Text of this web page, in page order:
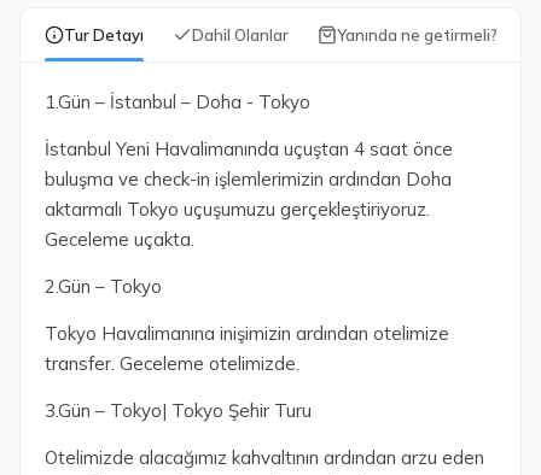
Tur Detayı Dahil Olanlar Yanında ne getirmeli?
1.Gün – İstanbul – Doha - Tokyo
İstanbul Yeni Havalimanında uçuştan 4 saat önce
buluşma ve check-in işlemlerimizin ardından Doha
aktarmalı Tokyo uçuşumuzu gerçekleştiriyoruz.
Geceleme uçakta.
2.Gün – Tokyo
Tokyo Havalimanına inişimizin ardından otelimize
transfer. Geceleme otelimizde.
3.Gün – Tokyo| Tokyo Şehir Turu
Otelimizde alacağımız kahvaltının ardından arzu eden